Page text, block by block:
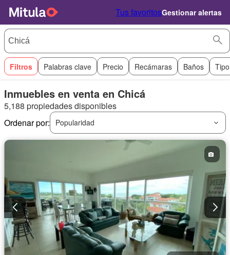
Tus favoritosGestionar alertas
Filtros Palabras clave Precio Recámaras Baños
Inmuebles en venta en Chicá
5,188 propiedades disponibles
Ordenar por:
Popularidad